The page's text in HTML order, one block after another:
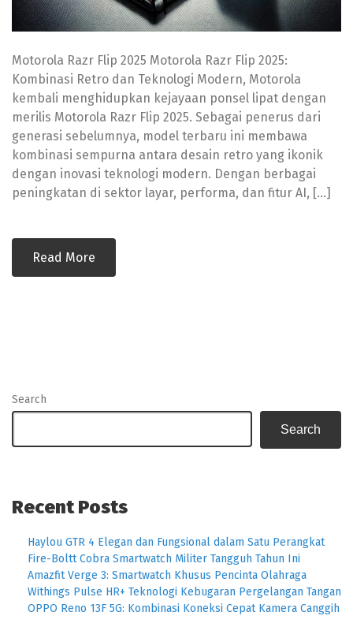
Motorola Razr Flip 2025 Motorola Razr Flip 2025:
Kombinasi Retro dan Teknologi Modern, Motorola
kembali menghidupkan kejayaan ponsel lipat dengan
merilis Motorola Razr Flip 2025. Sebagai penerus dari
generasi sebelumnya, model terbaru ini membawa
kombinasi sempurna antara desain retro yang ikonik
dengan inovasi teknologi modern. Dengan berbagai
peningkatan di sektor layar, performa, dan fitur AI, […]
Read More
Search
Search
Recent Posts
Haylou GTR 4 Elegan dan Fungsional dalam Satu Perangkat
Fire-Boltt Cobra Smartwatch Militer Tangguh Tahun Ini
Amazfit Verge 3: Smartwatch Khusus Pencinta Olahraga
Withings Pulse HR+ Teknologi Kebugaran Pergelangan Tangan
OPPO Reno 13F 5G: Kombinasi Koneksi Cepat Kamera Canggih